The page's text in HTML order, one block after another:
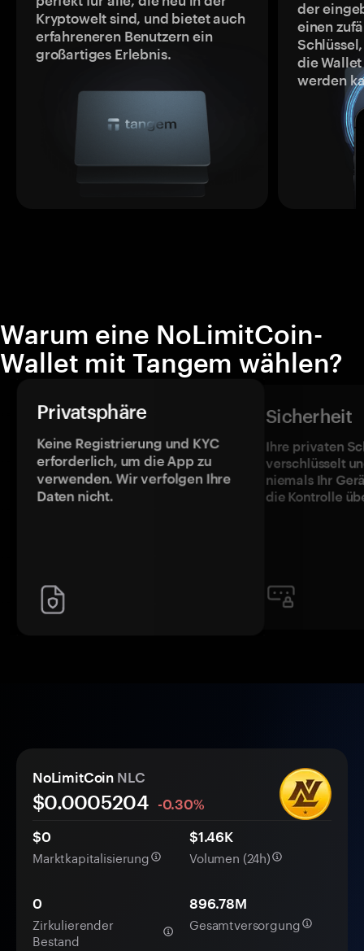
Kryptowelt sind, und bietet auch
erfahreneren Benutzern ein
großartiges Erlebnis.
der
einen
die
werden
Warum eine NoLimitCoin-
Wallet mit Tangem wählen?
Privatsphäre
Keine Registrierung und KYC
erforderlich, um die App zu
verwenden. Wir verfolgen Ihre
Daten nicht.
Sicherheit
Ihre privaten
verschlüsselt
niemals Ihr
die Kontrolle
NoLimitCoin NLC
$0.0005204
-0.30%
$0
Marktkapitalisierung
$1.46K
Volumen (24h)
0
Zirkulierender
Bestand
896.78M
Gesamtversorgung